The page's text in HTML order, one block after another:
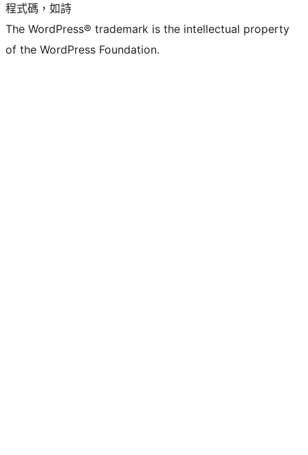
程式碼，如詩
The WordPress® trademark is the intellectual property
of the WordPress Foundation.